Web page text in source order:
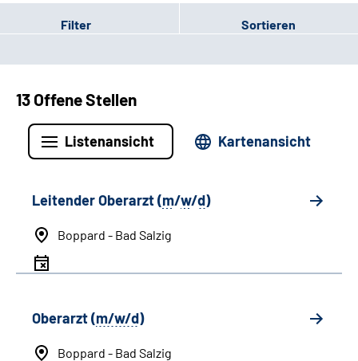
Filter Sortieren
13 Offene Stellen
Listenansicht Kartenansicht
Leitender Oberarzt (m/w/d)
Boppard - Bad Salzig
Oberarzt (m/w/d)
Boppard - Bad Salzig